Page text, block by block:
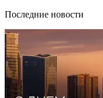
Последние новости